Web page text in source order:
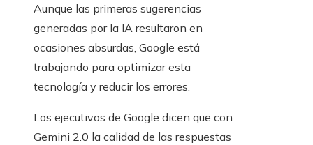
Aunque las primeras sugerencias
generadas por la IA resultaron en
ocasiones absurdas, Google está
trabajando para optimizar esta
tecnología y reducir los errores.
Los ejecutivos de Google dicen que con
Gemini 2.0 la calidad de las respuestas